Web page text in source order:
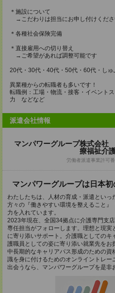
＊施設について
→こだわりは担当にお申し付けくださ
＊各種社会保険完備
＊直接雇用への切り替え
→ご希望があれば調整可能です
20代・30代・40代・50代・60代・しゅ
異業種からの転職者も多いです！
転職例：工場・物流・接客・イベント
力 などなど
派遣会社情報
マンパワーグループ株式会
療福祉介
労働者派遣事業許可
マンパワーグループは日本
わたしたちは、人材の育成・派遣といっ
方々の『働きやすい環境を整えること
力を入れています。
2023年現在、全国34拠点に介護専門支
専任担当がフォローします。理想と現
に寄り添いサポート。介護職としての
護職員としての姿に寄り添い就業先をお
中長期的なキャリアパス形成のための
識を身に付けるためのオンライントレ
出会うなら、マンパワーグループを是非